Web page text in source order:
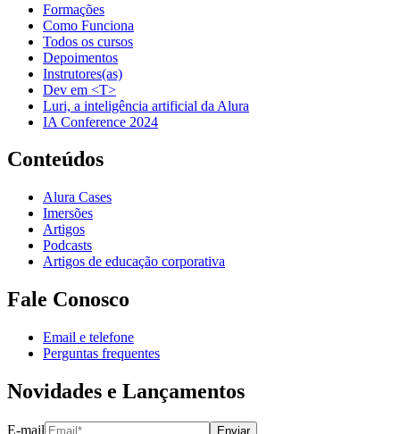
Formações
Como Funciona
Todos os cursos
Depoimentos
Instrutores(as)
Dev em <T>
Luri, a inteligência artificial da Alura
IA Conference 2024
Conteúdos
Alura Cases
Imersões
Artigos
Podcasts
Artigos de educação corporativa
Fale Conosco
Email e telefone
Perguntas frequentes
Novidades e Lançamentos
E-mail Enviar